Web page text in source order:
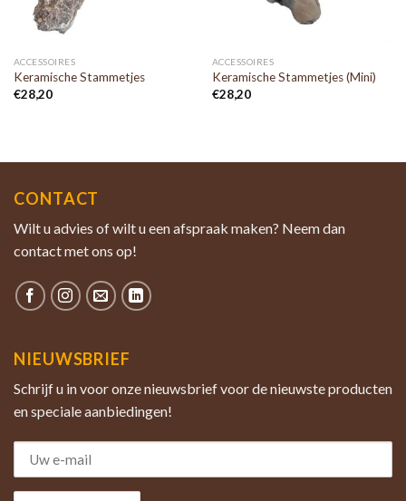
ACCESSOIRES
Keramische Stammetjes
€28,20
ACCESSOIRES
Keramische Stammetjes (Mini)
€28,20
CONTACT
Wilt u advies of wilt u een afspraak maken? Neem dan
contact met ons op!
NIEUWSBRIEF
Schrijf u in voor onze nieuwsbrief voor de nieuwste producten
en speciale aanbiedingen!